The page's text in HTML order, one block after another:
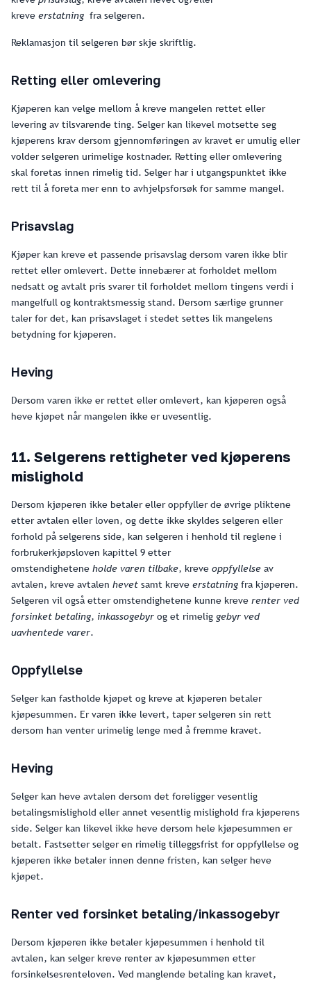
kreve erstatning fra selgeren.
Reklamasjon til selgeren bør skje skriftlig.
Retting eller omlevering
Kjøperen kan velge mellom å kreve mangelen rettet eller
levering av tilsvarende ting. Selger kan likevel motsette seg
kjøperens krav dersom gjennomføringen av kravet er umulig eller
volder selgeren urimelige kostnader. Retting eller omlevering
skal foretas innen rimelig tid. Selger har i utgangspunktet ikke
rett til å foreta mer enn to avhjelpsforsøk for samme mangel.
Prisavslag
Kjøper kan kreve et passende prisavslag dersom varen ikke blir
rettet eller omlevert. Dette innebærer at forholdet mellom
nedsatt og avtalt pris svarer til forholdet mellom tingens verdi i
mangelfull og kontraktsmessig stand. Dersom særlige grunner
taler for det, kan prisavslaget i stedet settes lik mangelens
betydning for kjøperen.
Heving
Dersom varen ikke er rettet eller omlevert, kan kjøperen også
heve kjøpet når mangelen ikke er uvesentlig.
11. Selgerens rettigheter ved kjøperens
mislighold
Dersom kjøperen ikke betaler eller oppfyller de øvrige pliktene
etter avtalen eller loven, og dette ikke skyldes selgeren eller
forhold på selgerens side, kan selgeren i henhold til reglene i
forbrukerkjøpsloven kapittel 9 etter
omstendighetene holde varen tilbake, kreve oppfyllelse av
avtalen, kreve avtalen hevet samt kreve erstatning fra kjøperen.
Selgeren vil også etter omstendighetene kunne kreve renter ved
forsinket betaling, inkassogebyr og et rimelig gebyr ved
uavhentede varer.
Oppfyllelse
Selger kan fastholde kjøpet og kreve at kjøperen betaler
kjøpesummen. Er varen ikke levert, taper selgeren sin rett
dersom han venter urimelig lenge med å fremme kravet.
Heving
Selger kan heve avtalen dersom det foreligger vesentlig
betalingsmislighold eller annet vesentlig mislighold fra kjøperens
side. Selger kan likevel ikke heve dersom hele kjøpesummen er
betalt. Fastsetter selger en rimelig tilleggsfrist for oppfyllelse og
kjøperen ikke betaler innen denne fristen, kan selger heve
kjøpet.
Renter ved forsinket betaling/inkassogebyr
Dersom kjøperen ikke betaler kjøpesummen i henhold til
avtalen, kan selger kreve renter av kjøpesummen etter
forsinkelsesrenteloven. Ved manglende betaling kan kravet,